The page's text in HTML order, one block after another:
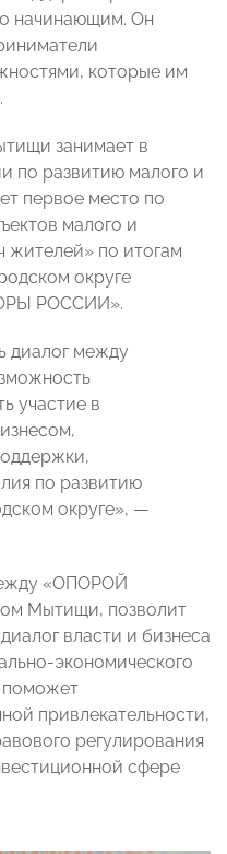
начинающим. Он
которые им
занимает в
по развитию малого и
первое место по
малого и
жителей» по итогам
округе
РОССИИ».
диалог между
участие в
по развитию
округе», —
«ОПОРОЙ
Мытищи, позволит
власти и бизнеса
экономического
поможет
привлекательности,
регулирования
сфере